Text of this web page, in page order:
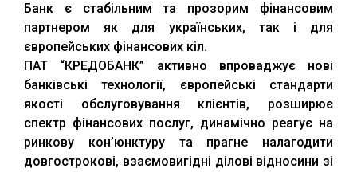
Банк є стабільним та прозорим фінансовим
партнером як для українських, так і для
європейських фінансових кіл.
ПАТ “КРЕДОБАНК” активно впроваджує нові
банківські технології, європейські стандарти
якості обслуговування клієнтів, розширює
спектр фінансових послуг, динамічно реагує на
ринкову кон’юнктуру та прагне налагодити
довгострокові, взаємовигідні ділові відносини зі